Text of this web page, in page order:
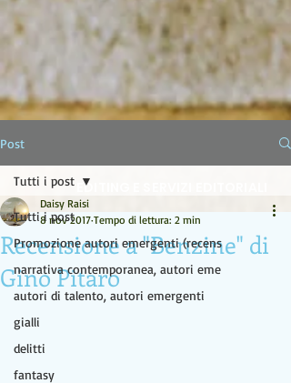
EDITING E SERVIZI EDITORIALI
Post
Tutti i post
Promozione autori emergenti (recens
narrativa contemporanea, autori eme
autori di talento, autori emergenti
gialli
delitti
fantasy
Tutti i post
Recensione a "Benzine" di
Gino Pitaro
Daisy Raisi
8 nov 2017 Tempo di lettura: 2 min